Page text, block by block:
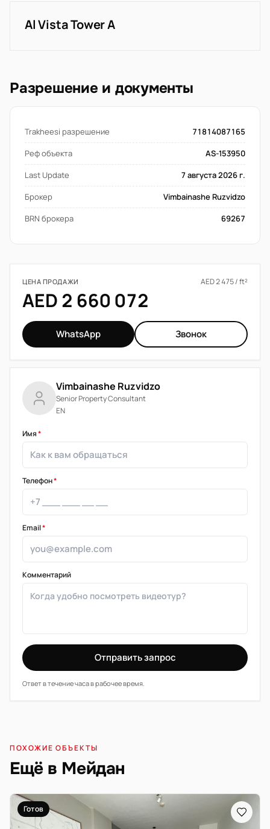
Al Vista Tower A
Разрешение и документы
Trakheesi разрешение
71814087165
Реф объекта
AS-153950
Last Update
7 августа 2026 г.
Брокер
Vimbainashe Ruzvidzo
BRN брокера
69267
ЦЕНА ПРОДАЖИ AED 2 475 / ft²
AED 2 660 072
WhatsApp Звонок
Vimbainashe Ruzvidzo
Senior Property Consultant
EN
Имя*
Телефон*
Email*
Комментарий
Отправить запрос
Ответ в течение часа в рабочее время.
ПОХОЖИЕ ОБЪЕКТЫ
Ещё в Мейдан
Готов